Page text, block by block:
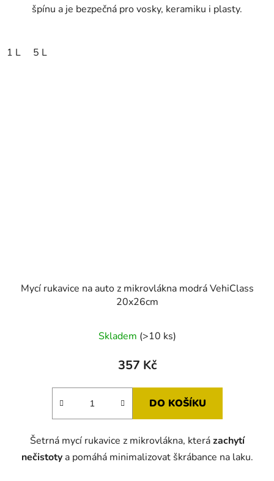
špínu a je bezpečná pro vosky, keramiku i plasty.
1 L 5 L
Mycí rukavice na auto z mikrovlákna modrá VehiClass
20x26cm
hodnocení
produktu
5,0
hvězdiček.
Skladem (>10 ks)
357 Kč
DO KOŠÍKU
Šetrná mycí rukavice z mikrovlákna, která zachytí
nečistoty a pomáhá minimalizovat škrábance na laku.